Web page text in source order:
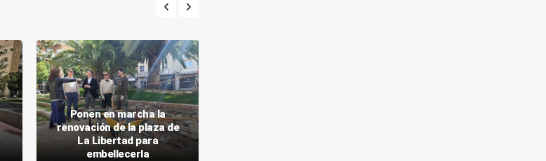
Ponen en marcha la
renovación de la plaza de
La Libertad para
embellecerla